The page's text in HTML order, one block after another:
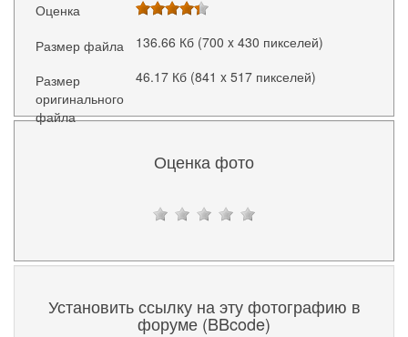
Оценка
Размер файла
136.66 Кб (700 x 430 пикселей)
Размер
оригинального
файла
46.17 Кб (841 x 517 пикселей)
Оценка фото
Установить ссылку на эту фотографию в
форуме (BBcode)